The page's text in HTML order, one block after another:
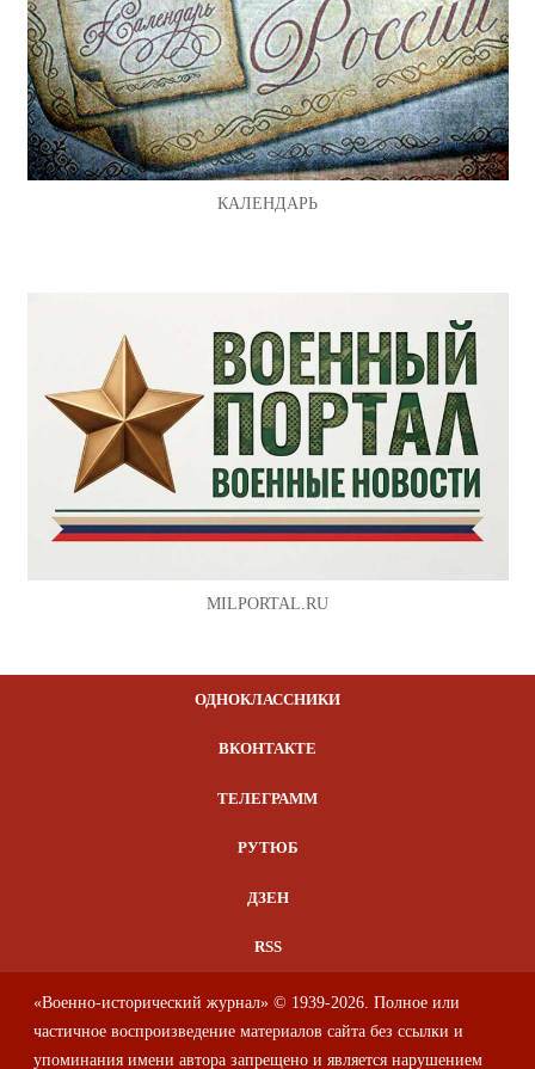
КАЛЕНДАРЬ
MILPORTAL.RU
ОДНОКЛАССНИКИ
ВКОНТАКТЕ
ТЕЛЕГРАММ
РУТЮБ
ДЗЕН
RSS
«Военно-исторический журнал» © 1939-2026. Полное или
частичное воспроизведение материалов сайта без ссылки и
упоминания имени автора запрещено и является нарушением